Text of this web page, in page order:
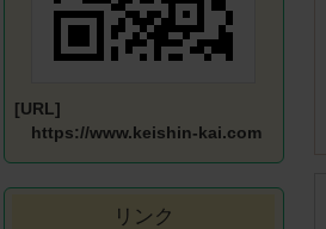
[URL]
https://www.keishin-kai.com
リンク